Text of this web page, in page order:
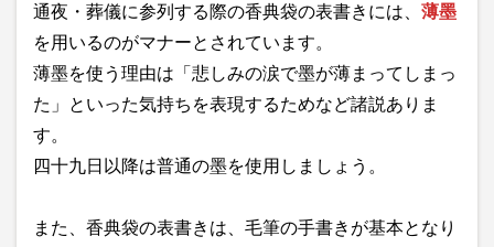
通夜・葬儀に参列する際の香典袋の表書きには、 薄墨
を用いるのがマナーとされています。
薄墨を使う理由は「悲しみの涙で墨が薄まってしまっ
た」といった気持ちを表現するためなど諸説ありま
す。
四十九日以降は普通の墨を使用しましょう。
また、香典袋の表書きは、毛筆の手書きが基本となり